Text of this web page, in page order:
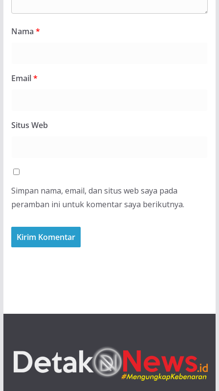
Nama *
Email*
Situs Web
Simpan nama, email, dan situs web saya pada
peramban ini untuk komentar saya berikutnya.